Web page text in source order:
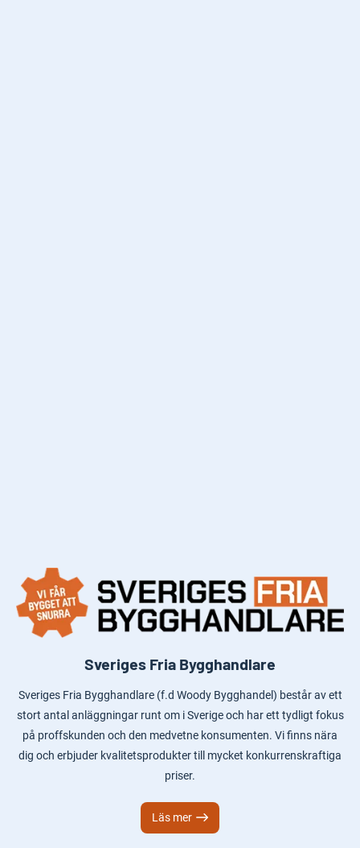
Sveriges Fria Bygghandlare
Sveriges Fria Bygghandlare (f.d Woody Bygghandel) består av ett
stort antal anläggningar runt om i Sverige och har ett tydligt fokus
på proffskunden och den medvetne konsumenten. Vi finns nära
dig och erbjuder kvalitetsprodukter till mycket konkurrenskraftiga
priser.
Läs mer